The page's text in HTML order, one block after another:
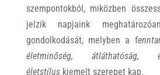
szempontokból, miközben
jelzik napjaink
gondolkodását, melyben a f
életminőség, átláthatóság,
életstíluskiemelt szerepet kap.